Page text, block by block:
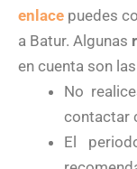
enlace puedes
a Batur. Algunas
en cuenta son
No
contactar
El